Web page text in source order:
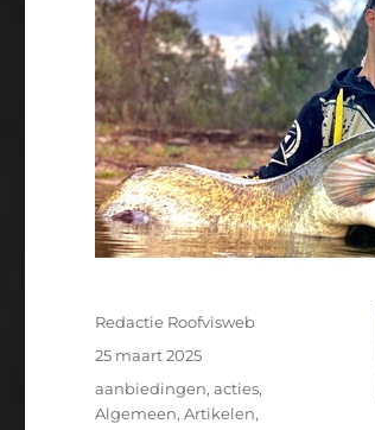
Auteur
Redactie Roofvisweb
Geplaatst
25 maart 2025
Categorieën
aanbiedingen,acties,
Algemeen,Artikelen,